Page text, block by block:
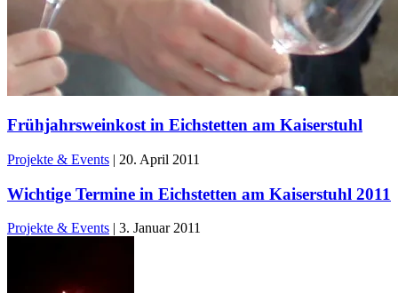
Frühjahrsweinkost in Eichstetten am Kaiserstuhl
Projekte & Events | 20. April 2011
Wichtige Termine in Eichstetten am Kaiserstuhl 2011
Projekte & Events | 3. Januar 2011